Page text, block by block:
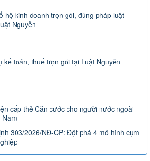
hộ kinh doanh trọn gói, đúng pháp luật
Nguyễn
kế toán, thuế trọn gói tại Luật Nguyễn
cấp thẻ Căn cước cho người nước ngoài
Nam
303/2026/NĐ-CP: Đột phá 4 mô hình cụm